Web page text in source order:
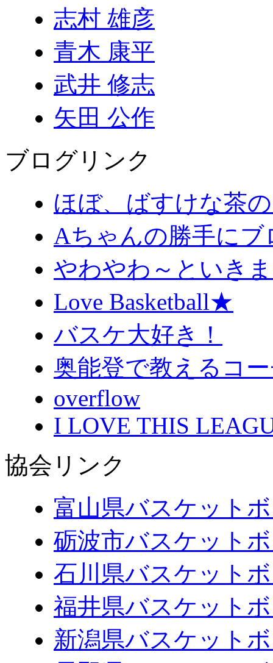
志村 雄彦
青木 康平
武井 修志
矢田 公作
ブログリンク
ほぼ、ばすけな茶
Aちゃんの勝手にブ
やわやわ～といき
Love Basketball★
バスケ大好き！
奥能登で教えるコ
overflow
I LOVE THIS
協会リンク
富山県バスケット
砺波市バスケット
石川県バスケット
福井県バスケット
新潟県バスケット